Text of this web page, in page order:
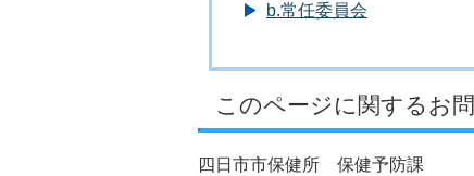
b.常任委員会
このページに関するお
四日市市保健所 保健予防課